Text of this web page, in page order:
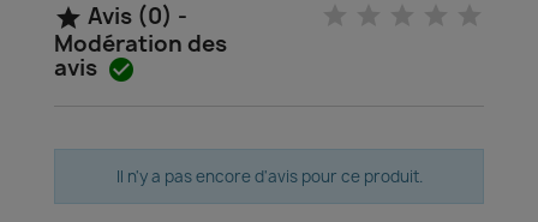
 Avis (0) -
Modération des
avis 
Il n'y a pas encore d'avis pour ce produit.